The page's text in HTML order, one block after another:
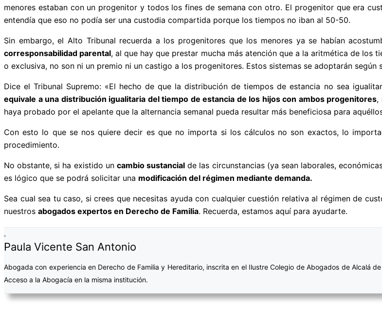
menores estaban con un progenitor y todos los fines de semana con otro. El progenitor que era
entendía que eso no podía ser una custodia compartida porque los tiempos no iban al 50-50.
Sin embargo, el Alto Tribunal recuerda a los progenitores que los menores ya se habían
corresponsabilidad parental, al que hay que prestar mucha más atención que a la aritmética de los
o exclusiva, no son ni un premio ni un castigo a los progenitores. Estos sistemas se adoptarán según
Dice el Tribunal Supremo: «El hecho de que la distribución de tiempos de estancia no sea
equivale a una distribución igualitaria del tiempo de estancia de los hijos con ambos progenitores,
haya probado por el apelante que la alternancia semanal pueda resultar más beneficiosa para
Con esto lo que se nos quiere decir es que no importa si los cálculos no son exactos, lo
procedimiento.
No obstante, si ha existido un cambio sustancial de las circunstancias (ya sean laborales,
es lógico que se podrá solicitar una modificación del régimen mediante demanda.
Sea cual sea tu caso, si crees que necesitas ayuda con cualquier cuestión relativa al régimen de
nuestros abogados expertos en Derecho de Familia. Recuerda, estamos aquí para ayudarte.
Paula Vicente San Antonio
Abogada con experiencia en Derecho de Familia y Hereditario, inscrita en el Ilustre Colegio de Abogados de Alcalá
Acceso a la Abogacía en la misma institución.